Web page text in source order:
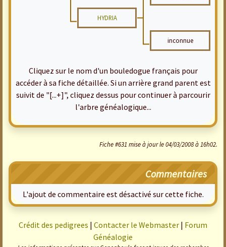
HYDRIA
inconnue
Cliquez sur le nom d'un bouledogue français pour
accéder à sa fiche détaillée. Si un arrière grand parent est
suivit de "[...+]", cliquez dessus pour continuer à parcourir
l'arbre généalogique...
Fiche #631 mise à jour le 04/03/2008 à 16h02.
Commentaires
L'ajout de commentaire est désactivé sur cette fiche.
Crédit des pedigrees | Contacter le Webmaster | Forum
Généalogie